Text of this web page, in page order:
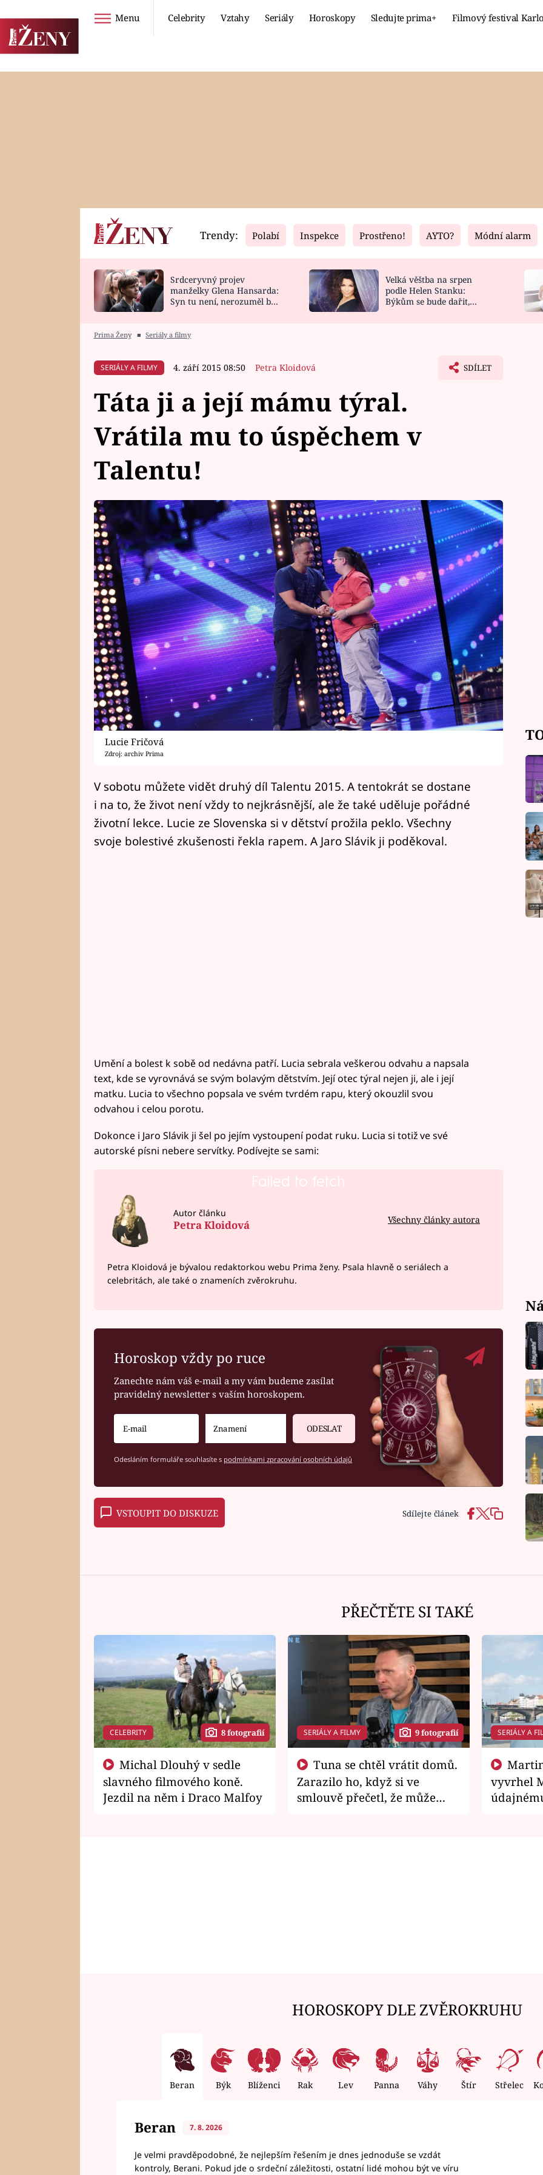
Menu Celebrity Vztahy Seriály Horoskopy Sledujte prima+ Filmový festival
Horoskopy
HOROSKOP NA
Video
CELEBRITY
VAŘENÍ
Fresh
NOVINKY
VIDEORECEPTY
Living
DESIGN
Trendy: Polabí Inspekce Prostřeno! AYTO? Módní alarm
Srdceryvný projev
manželky Glena Hansarda:
Syn tu není, nerozuměl by
Velká věštba na srpen
podle Helen Stanku:
Býkům se bude dařit,
Prima Ženy ■ Seriály a filmy
SERIÁLY A FILMY 4. září 2015 08:50 Petra Kloidová SDÍLET
Táta ji a její mámu týral.
Vrátila mu to úspěchem v
Talentu!
Lucie Fričová
Zdroj: archiv Prima
V sobotu můžete vidět druhý díl Talentu 2015. A tentokrát se dostane
i na to, že život není vždy to nejkrásnější, ale že také uděluje pořádné
životní lekce. Lucie ze Slovenska si v dětství prožila peklo. Všechny
svoje bolestivé zkušenosti řekla rapem. A Jaro Slávik ji poděkoval.
Umění a bolest k sobě od nedávna patří. Lucia sebrala veškerou odvahu a napsala
text, kde se vyrovnává se svým bolavým dětstvím. Její otec týral nejen ji, ale i její
matku. Lucia to všechno popsala ve svém tvrdém rapu, který okouzlil svou
odvahou i celou porotu.
Dokonce i Jaro Slávik ji šel po jejím vystoupení podat ruku. Lucia si totiž ve své
autorské písni nebere servítky. Podívejte se sami:
Failed to fetch
Autor článku
Petra Kloidová Všechny články autora
Petra Kloidová je bývalou redaktorkou webu Prima ženy. Psala hlavně o seriálech a
celebritách, ale také o znameních zvěrokruhu.
Horoskop vždy po ruce
Zanechte nám váš e-mail a my vám budeme zasílat
pravidelný newsletter s vaším horoskopem.
ODESLAT
Odesláním formuláře souhlasíte s podmínkami zpracování osobních údajů
VSTOUPIT DO DISKUZE Sdílejte článek
PŘEČTĚTE SI TAKÉ
CELEBRITY 8 fotografií
slavného filmového koně.
Jezdil na něm i Draco Malfoy
SERIÁLY A FILMY 9 fotografií
Zarazilo ho, když si ve
smlouvě přečetl, že může
SERIÁLY A
vyvrhel
HOROSKOPY DLE ZVĚROKRUHU
Beran Býk Blíženci Rak Lev Panna Váhy Štír Střelec
Beran 7. 8. 2026
Je velmi pravděpodobné, že nejlepším řešením je dnes jednoduše se vzdát
kontroly, Berani. Pokud jde o srdeční záležitosti, ostatní lidé mohou být ve víru